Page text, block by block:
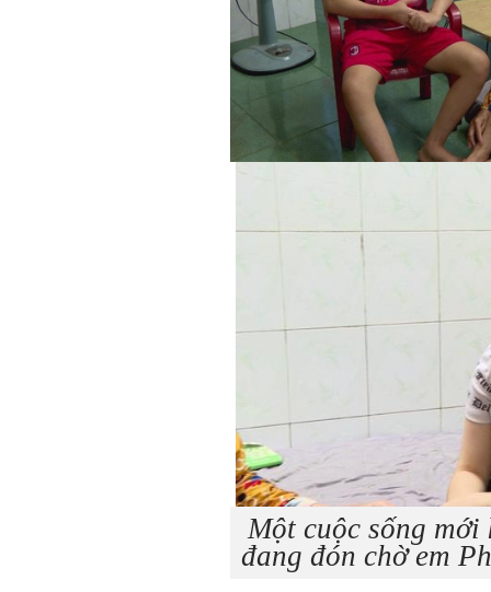
Một cuộc sống mới
đang đón chờ em